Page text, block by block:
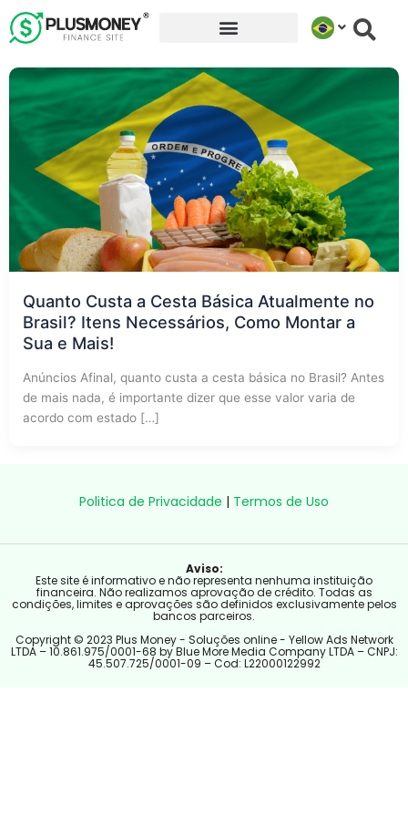
para
conteúdo
Quanto Custa a Cesta Básica Atualmente no
Brasil? Itens Necessários, Como Montar a
Sua e Mais!
Anúncios Afinal, quanto custa a cesta básica no Brasil? Antes
de mais nada, é importante dizer que esse valor varia de
acordo com estado […]
Politica de Privacidade | Termos de Uso
Aviso:
Este site é informativo e não representa nenhuma instituição
financeira. Não realizamos aprovação de crédito. Todas as
condições, limites e aprovações são definidos exclusivamente pelos
bancos parceiros.
Copyright © 2023 Plus Money - Soluções online - Yellow Ads Network
LTDA – 10.861.975/0001-68 by Blue More Media Company LTDA – CNPJ:
45.507.725/0001-09 – Cod: L22000122992